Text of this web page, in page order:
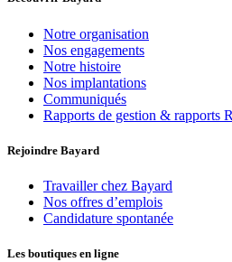
Notre organisation
Nos engagements
Notre histoire
Nos implantations
Communiqués
Rapports de gestion & rapports
Rejoindre Bayard
Travailler chez Bayard
Nos offres d’emplois
Candidature spontanée
Les boutiques en ligne